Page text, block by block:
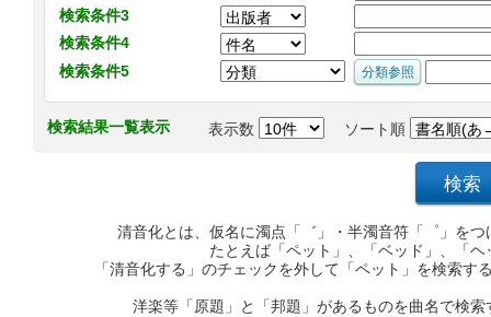
検索条件3
検索条件4
検索条件5
検索結果一覧表示 表示数 ソート順
清音化とは、仮名に濁点「゛」・半濁音符「゜」を
たとえば「ペット」、「ベッド」、「
「清音化する」のチェックを外して「ペット」を検索
洋楽等「原題」と「邦題」があるものを曲名で検